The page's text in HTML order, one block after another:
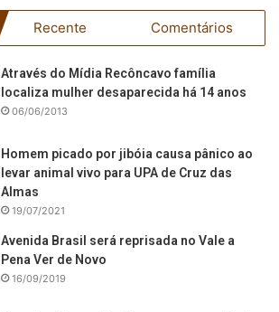
Recente Comentários
Através do Mídia Recôncavo família
localiza mulher desaparecida há 14 anos
06/06/2013
Homem picado por jibóia causa pânico ao
levar animal vivo para UPA de Cruz das
Almas
19/07/2021
Avenida Brasil será reprisada no Vale a
Pena Ver de Novo
16/09/2019